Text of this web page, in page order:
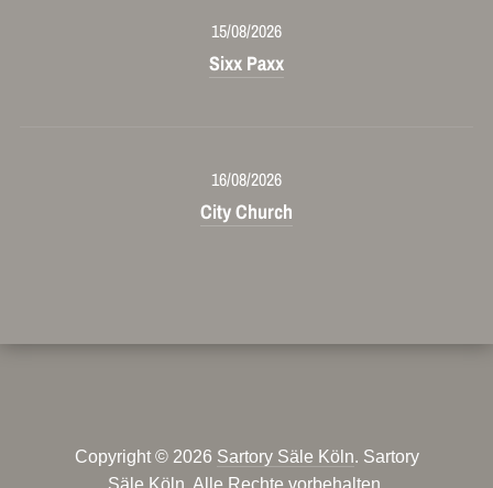
15/08/2026
Sixx Paxx
16/08/2026
City Church
Copyright © 2026 Sartory Säle Köln. Sartory
Säle Köln. Alle Rechte vorbehalten.